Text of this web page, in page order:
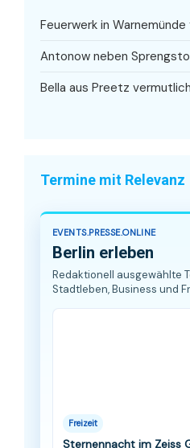
Feuerwerk in
Antonow neben
Bella aus Preetz
Termine mit Relevanz
EVENTS.PRESSE.ONLINE
Berlin erleben
Redaktionell ausgewählte
Stadtleben, Business und
Freizeit
Sternennacht im Zeiss